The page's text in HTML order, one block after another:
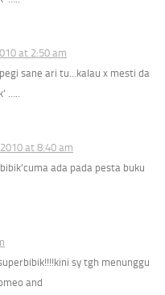
at 2:50 am
sane ari tu…kalau x mesti da
…..
at 8:40 am
ada pada pesta buku
sy tgh menunggu
and